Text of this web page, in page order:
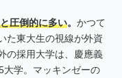
圧倒的に多い。 かつて
た東大生の視線が外資
の採用大学は、慶應義
大学。マッキンゼーの